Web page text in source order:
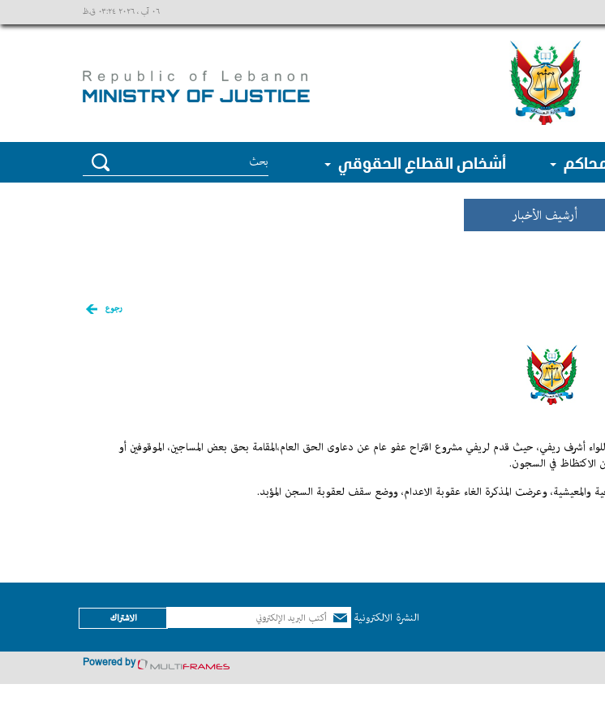
٠٦ آب ، ٢٠٢٦ ٠٣:٢٤ ق.ظ
أشخاص القطاع الحقوقي
أرشيف الأخبار
رجوع
أشرف ريفي، حيث قدم لريفي مشروع اقتراح عفو عام عن دعاوى الحق العام،المقامة بحق بعض المساجين، الموقوفين أو
الاكتظاظ في السجون.
وعرضت المذكرة الغاء عقوبة الاعدام، ووضع سقف لعقوبة السجن المؤبد.
النشرة الالكترونية الاشتراك
Powered by